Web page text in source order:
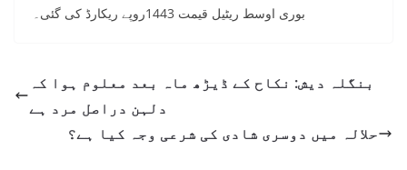
بوری اوسط ریٹیل قیمت 1443روپے ریکارڈ کی گئی۔
بنگلہ دیش: نکاح کے ڈیڑھ ماہ بعد معلوم ہوا کہ
دلہن دراصل مرد ہے
حلالہ میں دوسری شادی کی شرعی وجہ کیا ہے؟